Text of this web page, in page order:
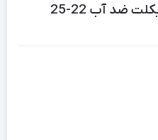
دماسنج فرمان موتورسیکلت ضد آب 22-25